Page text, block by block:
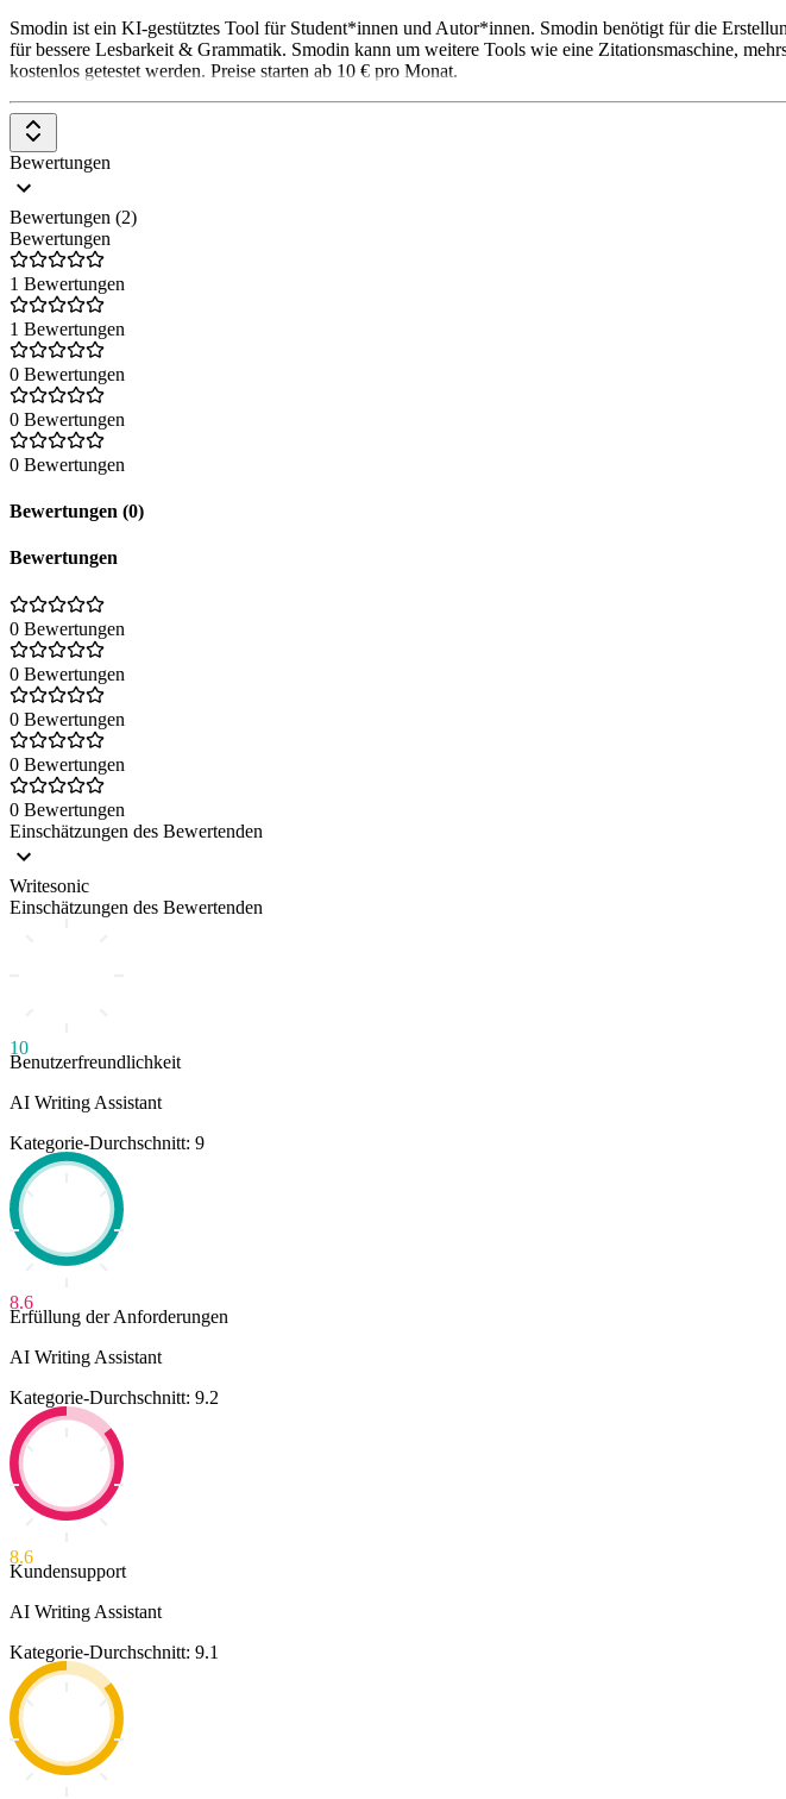
Smodin ist ein KI-gestütztes Tool für Student*innen und Autor*innen. Smodin benötigt für die
für bessere Lesbarkeit & Grammatik. Smodin kann um weitere Tools wie eine Zitationsmaschine,
kostenlos getestet werden. Preise starten ab 10 € pro Monat.
Bewertungen
Bewertungen (2)
Bewertungen
1 Bewertungen
1 Bewertungen
0 Bewertungen
0 Bewertungen
0 Bewertungen
Bewertungen (0)
Bewertungen
0 Bewertungen
0 Bewertungen
0 Bewertungen
0 Bewertungen
0 Bewertungen
Einschätzungen des Bewertenden
Writesonic
Einschätzungen des Bewertenden
10
Benutzerfreundlichkeit
AI Writing Assistant
Kategorie-Durchschnitt: 9
8.6
Erfüllung der Anforderungen
AI Writing Assistant
Kategorie-Durchschnitt: 9.2
8.6
Kundensupport
AI Writing Assistant
Kategorie-Durchschnitt: 9.1